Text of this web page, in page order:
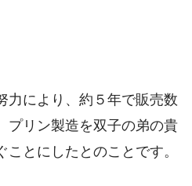
力により、約５年で販売数
プリン製造を双子の弟の貴
とにしたとのことです。